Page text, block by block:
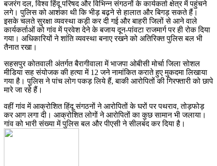
बजरंग दल, विश्व हिंदू परिषद और विभिन्न संगठनों के कार्यकर्ता क्षेत्र में पहुंचने
लगे। पुलिस को आशंका थी कि भीड़ बढ़ने से हालात और बिगड़ सकते हैं।
इसके चलते सुरक्षा व्यवस्था कड़ी कर दी गई और बाहरी जिलों से आने वाले
कार्यकर्ताओं को गांव में प्रवेश देने के बजाय दून-पांवटा राजमार्ग पर ही रोक दिया
गया। अधिकारियों ने शांति व्यवस्था बनाए रखने को अतिरिक्त पुलिस बल भी
तैनात रखा।
सहसपुर कोतवाली अंतर्गत बैरागीवाला में भाजपा ओबीसी मोर्चा जिला सोशल
मीडिया सह संयोजक की हत्या में 12 जने नामांकित कराते हुए मुकदमा लिखाया
गया है। पुलिस ने पांच लोग पकड़ लिये हैं, बाकी आरोपितों की गिरफ्तारी को छापे
मारे जा रहे हैं।
वहीं गांव में आक्रोशित हिंदू संगठनों ने आरोपितों के घरों पर पथराव, तोड़फोड़
कर आग लगा दी। आक्रोशित लोगों ने आरोपितों का कुछ सामान भी जलाया।
गांव को भारी संख्या में पुलिस बल और पीएसी ने सीलबंद कर दिया है।